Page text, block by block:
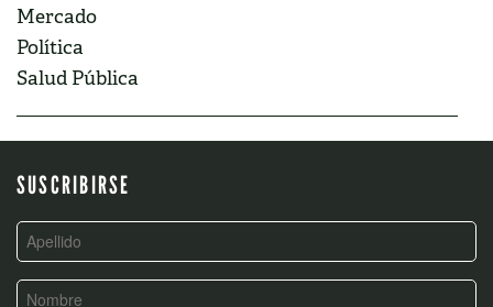
Mercado
Política
Salud Pública
SUSCRIBIRSE